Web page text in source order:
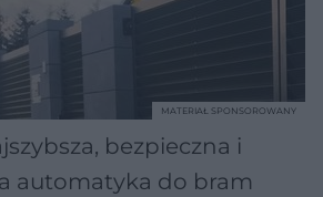
bezpieczna i
automatyka do bram
MATERIAŁ SPONSOROWANY